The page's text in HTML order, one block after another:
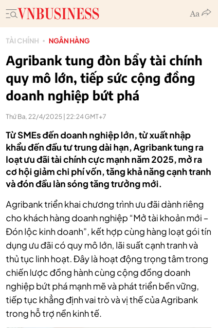
TÀI CHÍNH NGÂN HÀNG
Agribank tung đòn bẩy tài chính
quy mô lớn, tiếp sức cộng đồng
doanh nghiệp bứt phá
Thứ Ba, 22/4/2025 | 22:24 GMT+7
Từ SMEs đến doanh nghiệp lớn, từ xuất nhập
khẩu đến đầu tư trung dài hạn, Agribank tung ra
loạt ưu đãi tài chính cực mạnh năm 2025, mở ra
cơ hội giảm chi phí vốn, tăng khả năng cạnh tranh
và đón đầu làn sóng tăng trưởng mới.
Agribank triển khai chương trình ưu đãi dành riêng
cho khách hàng doanh nghiệp “Mở tài khoản mới –
Đón lộc kinh doanh”, kết hợp cùng hàng loạt gói tín
dụng ưu đãi có quy mô lớn, lãi suất cạnh tranh và
thủ tục linh hoạt. Đây là hoạt động trọng tâm trong
chiến lược đồng hành cùng cộng đồng doanh
nghiệp bứt phá mạnh mẽ và phát triển bền vững,
tiếp tục khẳng định vai trò và vị thế của Agribank
trong hỗ trợ nền kinh tế.